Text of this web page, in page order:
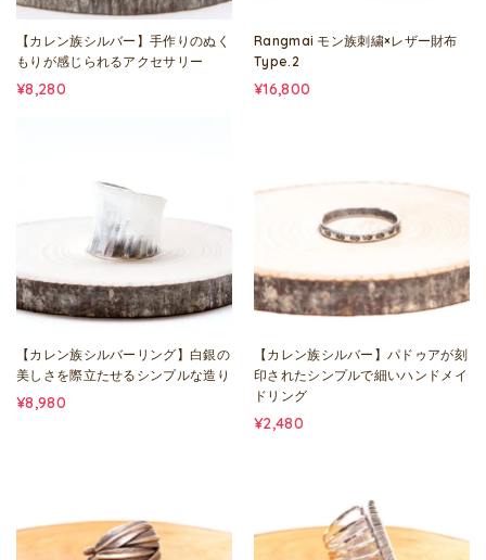
【カレン族シルバー】手作りのぬく
もりが感じられるアクセサリー
¥8,280
Rangmai モン族刺繍×レザー財布
Type.2
¥16,800
【カレン族シルバーリング】白銀の
美しさを際立たせるシンプルな造り
¥8,980
【カレン族シルバー】パドゥアが刻
印されたシンプルで細いハンドメイ
ドリング
¥2,480